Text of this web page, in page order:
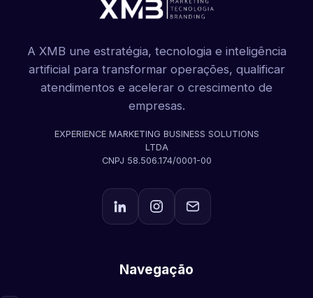
A XMB une estratégia, tecnologia e inteligência
artificial para transformar operações, qualificar
atendimentos e acelerar o crescimento de
empresas.
EXPERIENCE MARKETING BUSINESS SOLUTIONS
LTDA
CNPJ 58.506.174/0001-00
Navegação